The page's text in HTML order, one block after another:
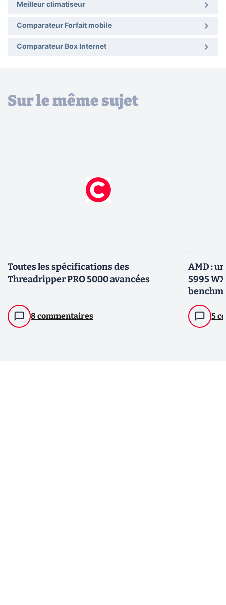
Meilleur climatiseur
Comparateur Forfait mobile
Comparateur Box Internet
Sur le même sujet
Toutes les spécifications des
Threadripper PRO 5000 avancées
8 commentaires
AMD :
5995
5